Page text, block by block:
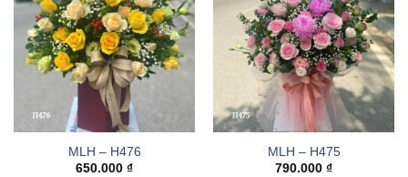
MLH – H476
650.000 ₫
MLH – H475
790.000 ₫